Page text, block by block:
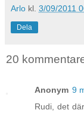
Arlo kl. 3/09/2011
Dela
20
Anonym 9
Rudi, det